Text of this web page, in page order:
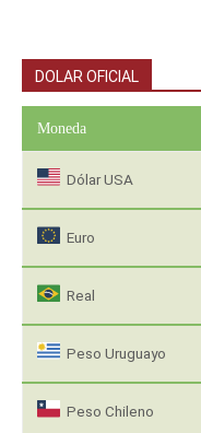
DOLAR OFICIAL
Moneda
Dólar USA
Euro
Real
Peso Uruguayo
Peso Chileno